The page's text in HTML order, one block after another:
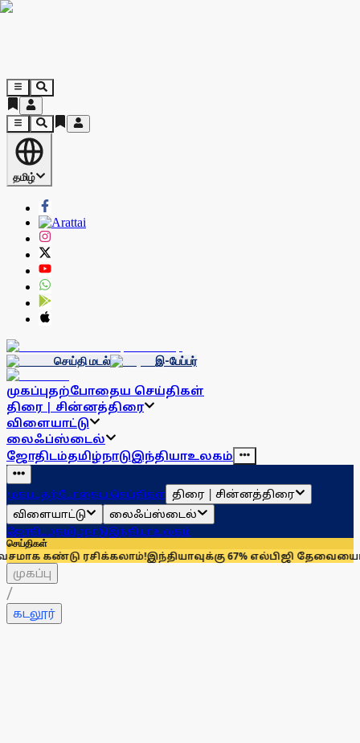
தமிழ்
செய்தி மடல் இ-பேப்பர்
முகப்புதற்போதைய செய்திகள்
திரை | சின்னத்திரை
விளையாட்டு
லைஃப்ஸ்டைல்
ஜோதிடம்தமிழ்நாடுஇந்தியாஉலகம்
முகப்புதற்போதைய செய்திகள் திரை | சின்னத்திரை
விளையாட்டு
லைஃப்ஸ்டைல்
ஜோதிடம்தமிழ்நாடுஇந்தியாஉலகம்
செய்திகள்
ரசிக்கலாம்!இந்தியாவுக்கு 67% எல்பிஜி தேவையைப்
முகப்பு
/
கடலூர்